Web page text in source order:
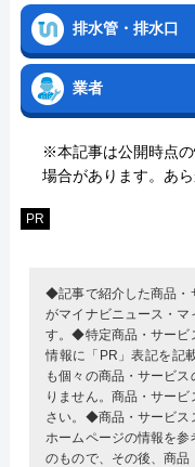
排水管・排水口
業者
※本記事は公開時点
場合があります。あ
PR
◆記事で紹介した商品・
がマイナビニュース・マ
す。◆特定商品・サービ
情報に「PR」表記を記
も個々の商品・サービ
りません。商品・サー
さい。◆商品・サービス
ホームページの情報を
のもので、その後、商